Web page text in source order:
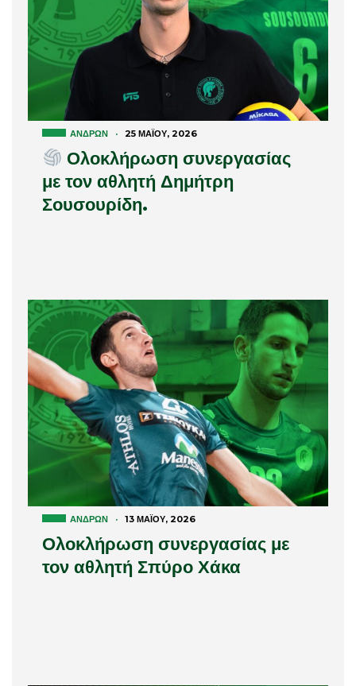
ΑΝΔΡΏΝ · 25 ΜΑΪ́ΟΥ, 2026
Ολοκλήρωση συνεργασίας
με τον αθλητή Δημήτρη
Σουσουρίδη.
ΑΝΔΡΏΝ · 13 ΜΑΪ́ΟΥ, 2026
Ολοκλήρωση συνεργασίας με
τον αθλητή Σπύρο Χάκα